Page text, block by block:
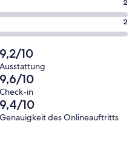
2
2
9,2/10
Ausstattung
9,6/10
Check-in
9,4/10
Genauigkeit des Onlineauftritts